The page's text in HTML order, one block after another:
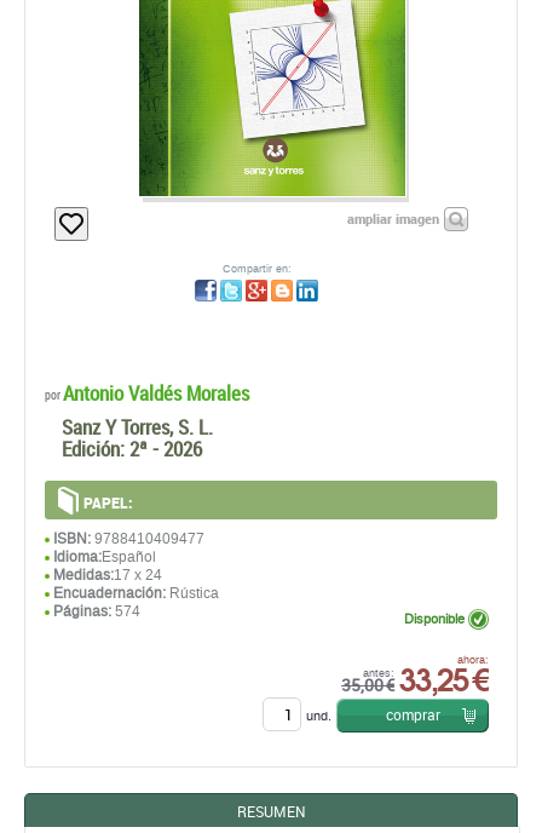
ampliar imagen
Compartir en:
porAntonio Valdés Morales
Sanz Y Torres, S. L.
Edición:2ª - 2026
PAPEL:
ISBN: 9788410409477
Idioma:Español
Medidas:17 x 24
Encuadernación: Rústica
Páginas: 574
antes:
35,00 €
ahora:
33,25 €
Disponible
und. comprar
RESUMEN